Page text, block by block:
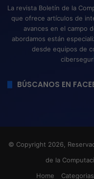
La revista Boletín de la
que ofrece artículos de
avances en el campo
abordamos están
desde equipos de
BÚSCANOS EN
© Copyright 2026,
de la
Home
Categorias